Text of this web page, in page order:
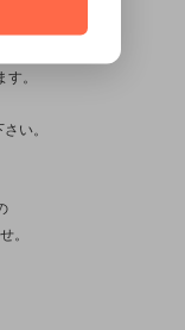
。
い。
。